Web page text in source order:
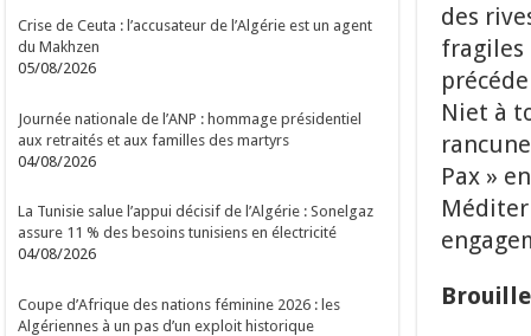
des
fragiles
Niet à
Pax »
Crise de Ceuta : l’accusateur de l’Algérie est un agent
du Makhzen
05/08/2026
Journée nationale de l’ANP : hommage présidentiel
aux retraités et aux familles des martyrs
04/08/2026
La Tunisie salue l’appui décisif de l’Algérie : Sonelgaz
assure 11 % des besoins tunisiens en électricité
04/08/2026
Coupe d’Afrique des nations féminine 2026 : les
Algériennes à un pas d’un exploit historique